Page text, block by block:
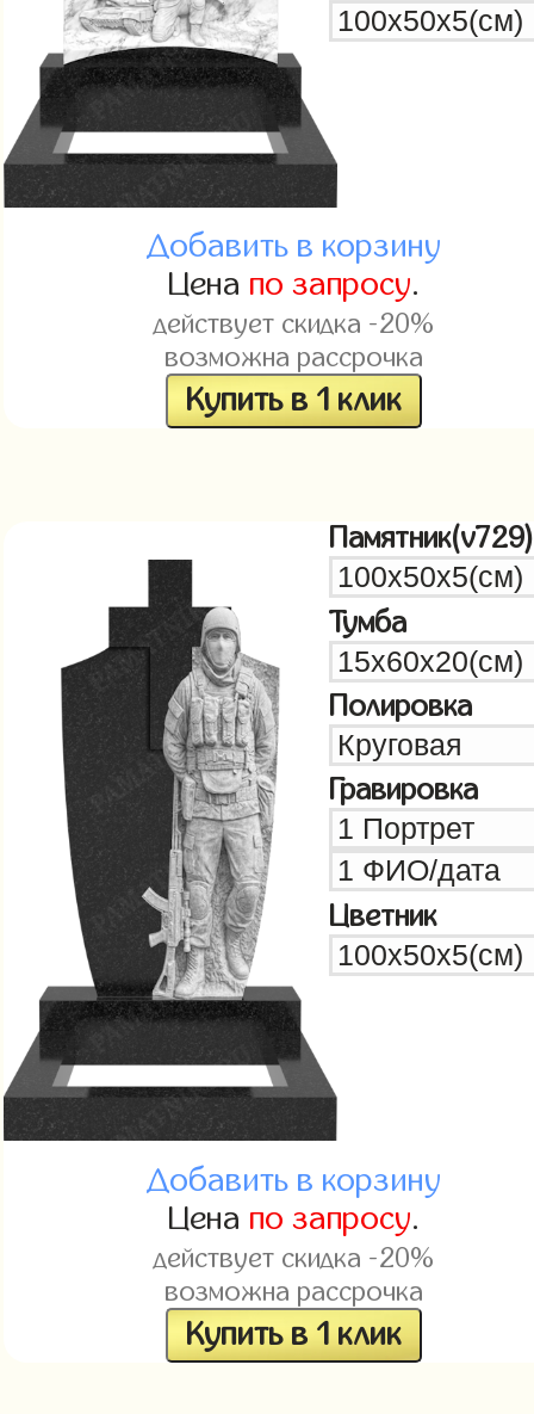
Добавить в корзину
Цена по запросу.
действует скидка -20%
возможна рассрочка
Купить в 1 клик
Памятник(v729)
Тумба
Полировка
Гравировка
Цветник
Добавить в корзину
Цена по запросу.
действует скидка -20%
возможна рассрочка
Купить в 1 клик